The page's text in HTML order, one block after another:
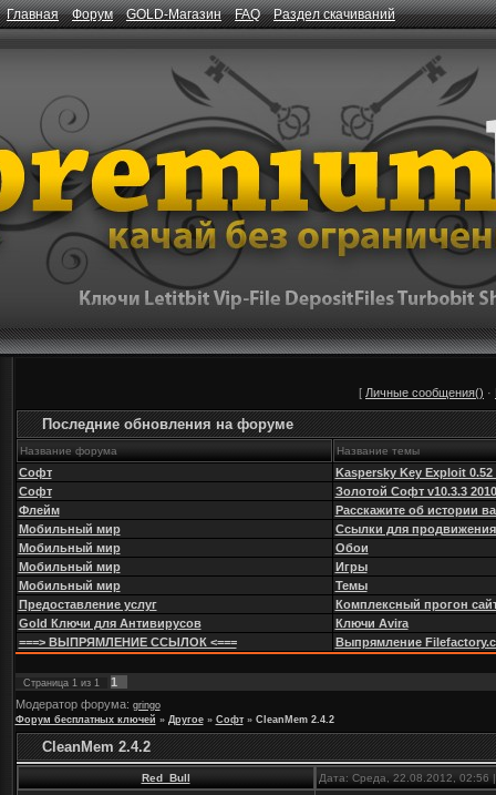
Главная Форум GOLD-Магазин FAQ Раздел скачиваний
[ Личные сообщения() ·
Последние обновления на форуме
Название форума Название темы
Софт
Kaspersky Key Exploit 0.52
Софт
Золотой Софт v10.3.3 2010
Флейм
Расскажите об истории
Мобильный мир
Ссылки для продвижения
Мобильный мир
Обои
Мобильный мир
Игры
Мобильный мир
Темы
Предоставление услуг
Комплексный прогон
Gold Ключи для Антивирусов
Ключи Avira
===> ВЫПРЯМЛЕНИЕ ССЫЛОК <===
Выпрямление
Страница 1из 1
1
Модератор форума: gringo
Форум бесплатных ключей » Другое » Софт » CleanMem 2.4.2
CleanMem 2.4.2
Red_Bull Дата: Среда, 22.08.2012,